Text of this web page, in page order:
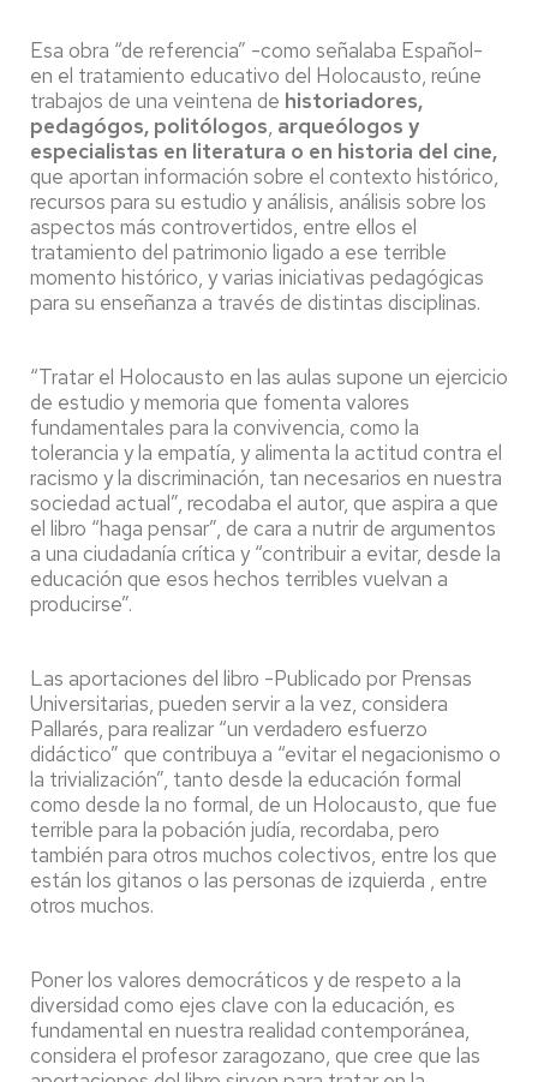
Esa obra “de referencia” -como señalaba Español-
en el tratamiento educativo del Holocausto, reúne
trabajos de una veintena de historiadores,
pedagógos, politólogos, arqueólogos y
especialistas en literatura o en historia del cine,
que aportan información sobre el contexto histórico,
recursos para su estudio y análisis, análisis sobre los
aspectos más controvertidos, entre ellos el
tratamiento del patrimonio ligado a ese terrible
momento histórico, y varias iniciativas pedagógicas
para su enseñanza a través de distintas disciplinas.
“Tratar el Holocausto en las aulas supone un ejercicio
de estudio y memoria que fomenta valores
fundamentales para la convivencia, como la
tolerancia y la empatía, y alimenta la actitud contra el
racismo y la discriminación, tan necesarios en nuestra
sociedad actual”, recodaba el autor, que aspira a que
el libro “haga pensar”, de cara a nutrir de argumentos
a una ciudadanía crítica y “contribuir a evitar, desde la
educación que esos hechos terribles vuelvan a
producirse”.
Las aportaciones del libro -Publicado por Prensas
Universitarias, pueden servir a la vez, considera
Pallarés, para realizar “un verdadero esfuerzo
didáctico” que contribuya a “evitar el negacionismo o
la trivialización”, tanto desde la educación formal
como desde la no formal, de un Holocausto, que fue
terrible para la pobación judía, recordaba, pero
también para otros muchos colectivos, entre los que
están los gitanos o las personas de izquierda , entre
otros muchos.
Poner los valores democráticos y de respeto a la
diversidad como ejes clave con la educación, es
fundamental en nuestra realidad contemporánea,
considera el profesor zaragozano, que cree que las